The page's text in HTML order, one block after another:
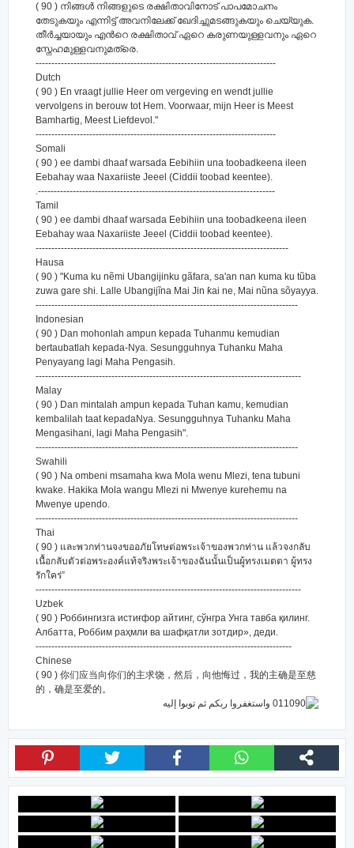
( 90 ) നിങ്ങള്‍ നിങ്ങളുടെ രക്ഷിതാവിനോട് പാപമോചനം
തേടുകയും എന്നിട്ട് അവനിലേക്ക് ഖേദിച്ചുമടങ്ങുകയും ചെയ്യുക.
തീര്‍ച്ചയായും എന്‍റെ രക്ഷിതാവ് ഏറെ കരുണയുള്ളവനും ഏറെ
സ്നേഹമുള്ളവനുമത്രെ.
----------------------------------------------------------------------------
Dutch
( 90 ) En vraagt jullie Heer om vergeving en wendt jullie
vervolgens in berouw tot Hem. Voorwaar, mijn Heer is Meest
Bamhartig, Meest Liefdevol."
----------------------------------------------------------------------------
Somali
( 90 ) ee dambi dhaaf warsada Eebihiin una toobadkeena ileen
Eebahay waa Naxariiste Jeeel (Ciddii toobad keentee).
.---------------------------------------------------------------------------
Tamil
( 90 ) ee dambi dhaaf warsada Eebihiin una toobadkeena ileen
Eebahay waa Naxariiste Jeeel (Ciddii toobad keentee).
--------------------------------------------------------------------------------
Hausa
( 90 ) "Kuma ku nẽmi Ubangijinku gãfara, sa'an nan kuma ku tũba
zuwa gare shi. Lalle Ubangijĩna Mai Jin ƙai ne, Mai nũna sõyayya.
-----------------------------------------------------------------------------------
Indonesian
( 90 ) Dan mohonlah ampun kepada Tuhanmu kemudian
bertaubatlah kepada-Nya. Sesungguhnya Tuhanku Maha
Penyayang lagi Maha Pengasih.
------------------------------------------------------------------------------------
Malay
( 90 ) Dan mintalah ampun kepada Tuhan kamu, kemudian
kembalilah taat kepadaNya. Sesungguhnya Tuhanku Maha
Mengasihani, lagi Maha Pengasih".
-----------------------------------------------------------------------------------
Swahili
( 90 ) Na ombeni msamaha kwa Mola wenu Mlezi, tena tubuni
kwake. Hakika Mola wangu Mlezi ni Mwenye kurehemu na
Mwenye upendo.
-----------------------------------------------------------------------------------
Thai
( 90 ) และพวกท่านจงขออภัยโทษต่อพระเจ้าของพวกท่าน แล้วจงกลับ
เนื้อกลับตัวต่อพระองค์แท้จริงพระเจ้าของฉันนั้นเป็นผู้ทรงเมตตา ผู้ทรง
รักใคร่”
------------------------------------------------------------------------------------
Uzbek
( 90 ) Роббингизга истиғфор айтинг, сўнгра Унга тавба қилинг.
Албатта, Роббим раҳмли ва шафқатли зотдир», деди.
---------------------------------------------------------------------------------
Chinese
( 90 ) 你们应当向你们的主求饶，然后，向他悔过，我的主确是至慈
的，确是至爱的。